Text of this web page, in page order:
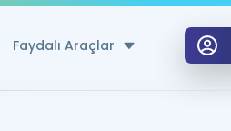
Faydalı Araçlar